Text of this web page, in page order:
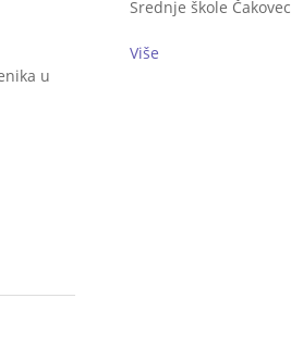
u
Srednje škole Čakovec
Više